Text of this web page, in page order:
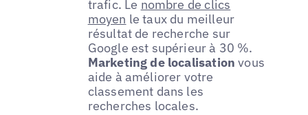
trafic. Le nombre de clics
moyen le taux du meilleur
résultat de recherche sur
Google est supérieur à 30 %.
Marketing de localisation vous
aide à améliorer votre
classement dans les
recherches locales.